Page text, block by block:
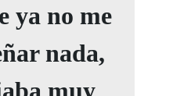
ya no me
nada,
muy